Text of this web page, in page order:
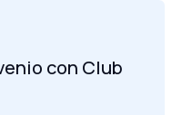
con Club